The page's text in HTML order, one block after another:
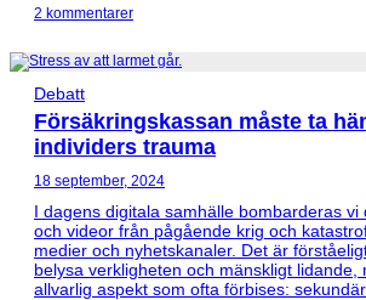
2 kommentarer
Debatt
Försäkringskassan måste ta
individers trauma
18 september, 2024
I dagens digitala samhälle bombarderas vi
och videor från pågående krig och
medier och nyhetskanaler. Det är
belysa verkligheten och mänskligt lidande,
allvarlig aspekt som ofta förbises: